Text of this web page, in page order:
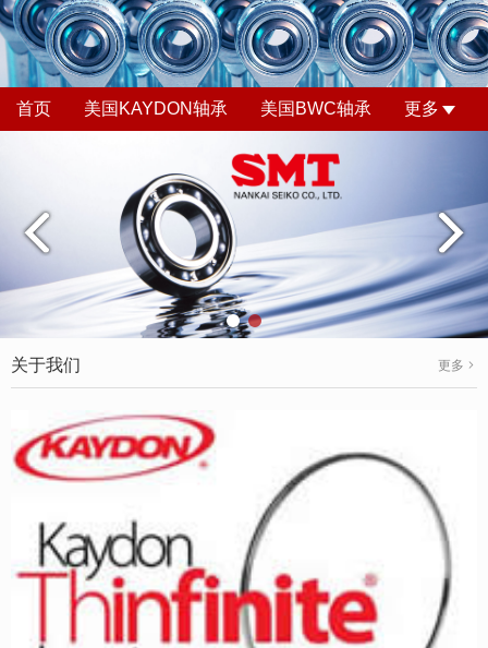
首页 美国KAYDON轴承 美国BWC轴承 更多
关于我们 更多